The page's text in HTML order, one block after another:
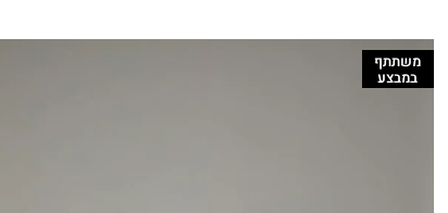
משתתף
במבצע